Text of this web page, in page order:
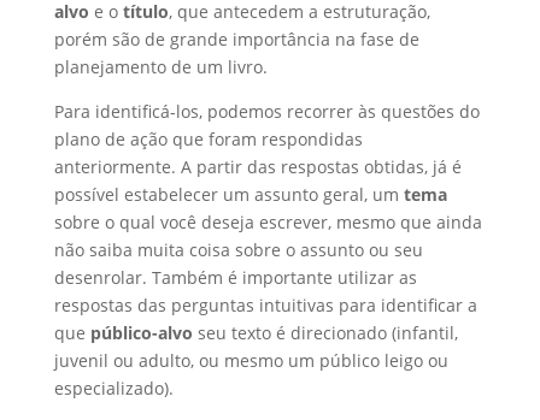
alvo e otítulo, que antecedem a estruturação,
porém são de grande importância na fase de
planejamento de um livro.
Para identificá-los, podemos recorrer às questões do
plano de ação que foram respondidas
anteriormente. A partir das respostas obtidas, já é
possível estabelecer um assunto geral, um tema
sobre o qual você deseja escrever, mesmo que ainda
não saiba muita coisa sobre o assunto ou seu
desenrolar. Também é importante utilizar as
respostas das perguntas intuitivas para identificar a
que público-alvo seu texto é direcionado (infantil,
juvenil ou adulto, ou mesmo um público leigo ou
especializado).